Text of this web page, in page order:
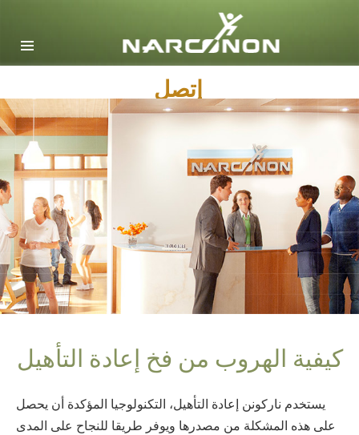
Dansk
Ελληνικά (Greek)
Español
Français
Hebrew
Magyar
Italiano
日本語 (Japanese)
Macedonian
Norsk
Portuguès
Русский (Russian)
إتصل
كيفية الهروب من فخ إعادة التأهيل
يستخدم ناركونن إعادة التأهيل، التكنولوجيا المؤكدة أن يحصل
على هذه المشكلة من مصدرها ويوفر طريقا للنجاح على المدى